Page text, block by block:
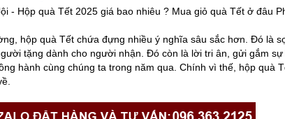
- Hộp quà Tết 2025 giá bao nhiêu ? Mua giỏ quà Tết ở đâu
hộp quà Tết chứa đựng nhiều ý nghĩa sâu sắc hơn. Đó là
tặng dành cho người nhận. Đó còn là lời tri ân, gửi gắm sự
hành cùng chúng ta trong năm qua. Chính vì thế, hộp quà